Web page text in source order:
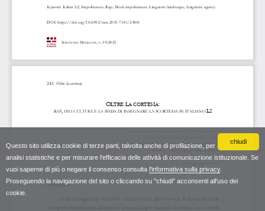
chiudi
Questo sito utilizza cookie di terze parti, talvolta anche di profilazione, per
analisi statistiche e per misurare l'efficacia delle attività di comunicazione istituzionale. Se
vuoi saperne di più o negare il consenso consulta l'informativa sulla privacy.
Proseguendo la navigazione del sito o cliccando su "chiudi" acconsenti all'uso dei
cookie.